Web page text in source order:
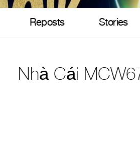
Reposts Stories
Nhà Cái